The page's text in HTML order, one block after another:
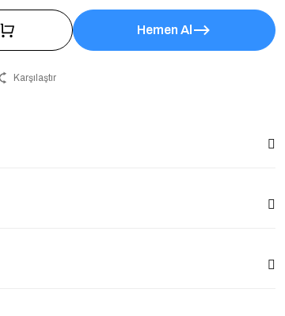
Hemen Al
Karşılaştır